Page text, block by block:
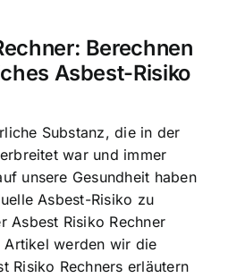
Berechnen
Asbest-Risiko
Substanz, die in der
war und immer
unsere Gesundheit haben
Asbest-Risiko zu
Asbest Risiko Rechner
werden wir die
Risiko Rechners erläutern